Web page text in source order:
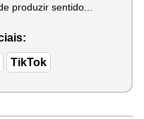
produzir sentido...
TikTok